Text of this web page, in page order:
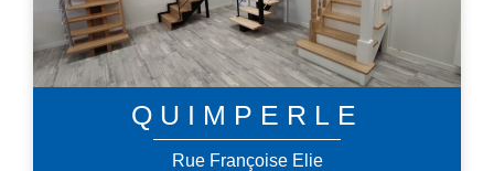
QUIMPERLE
Rue Françoise Elie